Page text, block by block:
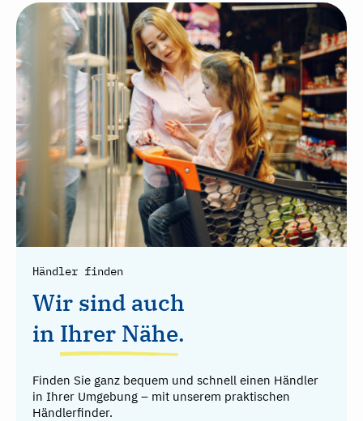
Händler finden
Wir sind auch
in Ihrer Nähe.
Finden Sie ganz bequem und schnell einen Händler
in Ihrer Umgebung – mit unserem praktischen
Händlerfinder.